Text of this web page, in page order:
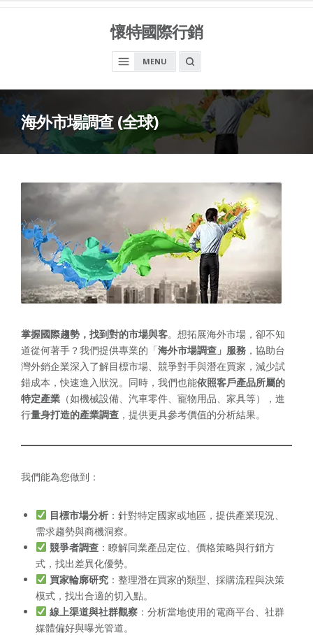
懷特國際行銷
MENU
OPEN
海外市場調查 (全球)
掌握國際趨勢，找到對的市場與客。想拓展海外市場，卻不知
道從何著手？我們提供專業的「海外市場調查」服務 ，協助台
灣外銷企業深入了解目標市場、競爭對手與潛在買家，減少試
錯成本，快速進入狀況。同時，我們也能依照客戶產品所屬的
特定產業 （如機械設備、汽車零件、寵物用品、家具等），進
行量身打造的產業調查 ，提供更具參考價值的分析結果。
我們能為您做到：
目標市場分析：針對特定國家或地區，提供產業現況、
需求趨勢與商機洞察。
競爭者調查：瞭解同業產品定位、價格策略與行銷方
式，找出差異化優勢。
買家輪廓研究：整理潛在買家的類型、採購流程與決策
模式，找出合適的切入點。
線上渠道與社群觀察：分析當地使用的電商平台、社群
媒體偏好與曝光管道。